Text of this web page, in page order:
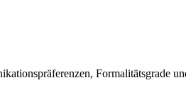
Formalitätsgrade